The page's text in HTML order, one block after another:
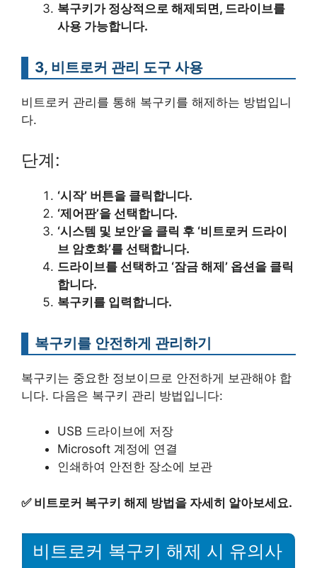
복구키가 정상적으로 해제되면, 드라이브를
사용 가능합니다.
3, 비트로커 관리 도구 사용
비트로커 관리를 통해 복구키를 해제하는 방법입니
다.
단계:
‘시작’ 버튼을 클릭합니다.
‘제어판’을 선택합니다.
‘시스템 및 보안’을 클릭 후 ‘비트로커 드라이
브 암호화’를 선택합니다.
드라이브를 선택하고 ‘잠금 해제’ 옵션을 클릭
합니다.
복구키를 입력합니다.
복구키를 안전하게 관리하기
복구키는 중요한 정보이므로 안전하게 보관해야 합
니다. 다음은 복구키 관리 방법입니다:
USB 드라이브에 저장
Microsoft 계정에 연결
인쇄하여 안전한 장소에 보관
✅ 비트로커 복구키 해제 방법을 자세히 알아보세요.
비트로커 복구키 해제 시 유의사